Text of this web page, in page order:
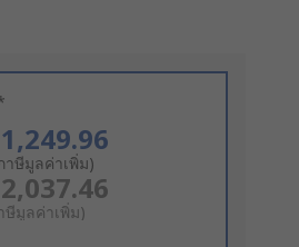
าษีมูลค่าเพิ่ม)
ษีมูลค่าเพิ่ม)